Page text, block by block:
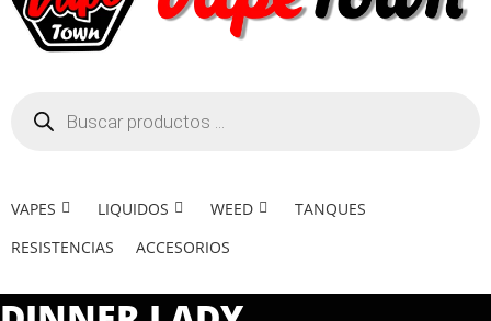
VAPES LIQUIDOS WEED
TANQUES
RESISTENCIAS
ACCESORIOS